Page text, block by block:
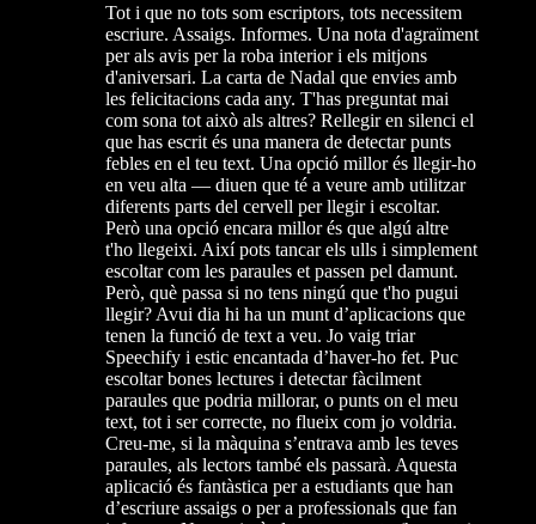
Tot i que no tots som escriptors, tots necessitem
escriure. Assaigs. Informes. Una nota d'agraïment
per als avis per la roba interior i els mitjons
d'aniversari. La carta de Nadal que envies amb
les felicitacions cada any. T'has preguntat mai
com sona tot això als altres? Rellegir en silenci el
que has escrit és una manera de detectar punts
febles en el teu text. Una opció millor és llegir-ho
en veu alta — diuen que té a veure amb utilitzar
diferents parts del cervell per llegir i escoltar.
Però una opció encara millor és que algú altre
t'ho llegeixi. Així pots tancar els ulls i simplement
escoltar com les paraules et passen pel damunt.
Però, què passa si no tens ningú que t'ho pugui
llegir? Avui dia hi ha un munt d’aplicacions que
tenen la funció de text a veu. Jo vaig triar
Speechify i estic encantada d’haver-ho fet. Puc
escoltar bones lectures i detectar fàcilment
paraules que podria millorar, o punts on el meu
text, tot i ser correcte, no flueix com jo voldria.
Creu-me, si la màquina s’entrava amb les teves
paraules, als lectors també els passarà. Aquesta
aplicació és fantàstica per a estudiants que han
d’escriure assaigs o per a professionals que fan